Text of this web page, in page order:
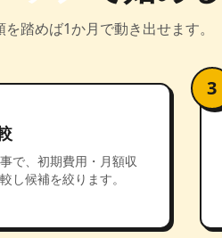
踏めば1か月で動き出せます。
で、初期費用・月額収
し候補を絞ります。
3